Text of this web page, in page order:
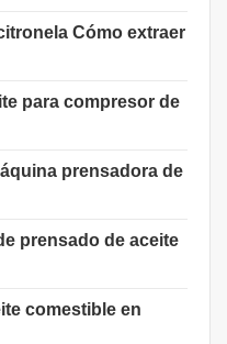
Cómo extraer
para compresor de
prensadora de
prensado de aceite
comestible en